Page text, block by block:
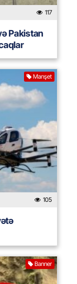
117
Pakistan
Manşet
105
Banner